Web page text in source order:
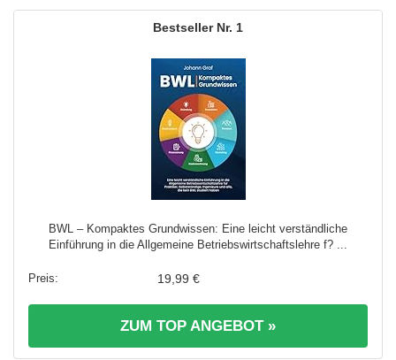
1
BWL – Kompaktes Grundwissen: Eine leicht verständliche
Einführung in die Allgemeine Betriebswirtschaftslehre f? ...
19,99 €
ZUM TOP ANGEBOT »